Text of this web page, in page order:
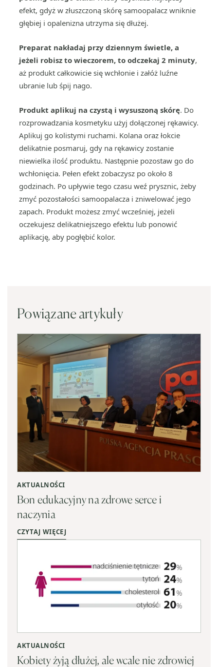
efekt, gdyż w złuszczoną skórę samoopalacz wniknie
głębiej i opalenizna utrzyma się dłużej.
Preparat nakładaj przy dziennym świetle, a
jeżeli robisz to wieczorem, to odczekaj 2 minuty,
aż produkt całkowicie się wchłonie i załóż luźne
ubranie lub śpij nago.
Produkt aplikuj na czystą i wysuszoną skórę. Do
rozprowadzania kosmetyku użyj dołączonej rękawicy.
Aplikuj go kolistymi ruchami. Kolana oraz łokcie
delikatnie posmaruj, gdy na rękawicy zostanie
niewielka ilość produktu. Następnie pozostaw go do
wchłonięcia. Pełen efekt zobaczysz po około 8
godzinach. Po upływie tego czasu weź prysznic, żeby
zmyć pozostałości samoopalacza i zniwelować jego
zapach. Produkt możesz zmyć wcześniej, jeżeli
oczekujesz delikatniejszego efektu lub ponowić
aplikację, aby pogłębić kolor.
Powiązane artykuły
AKTUALNOŚCI
Bon edukacyjny na zdrowe serce i
naczynia
CZYTAJ WIĘCEJ
AKTUALNOŚCI
Kobiety żyją dłużej, ale wcale nie zdrowiej